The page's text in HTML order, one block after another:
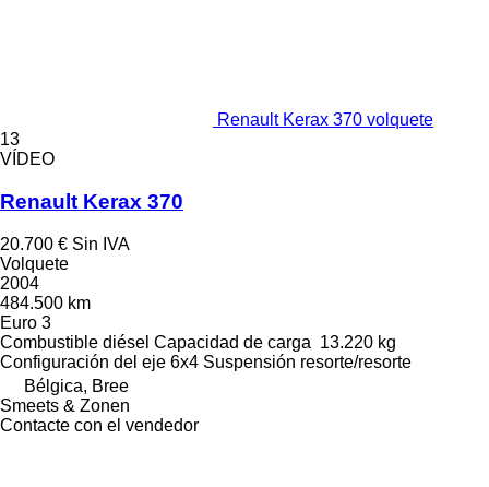
Renault Kerax 370 volquete
13
VÍDEO
Renault Kerax 370
20.700 € Sin IVA
Volquete
2004
484.500 km
Euro 3
Combustible diésel Capacidad de carga 13.220 kg
Configuración del eje 6x4 Suspensión resorte/resorte
Bélgica, Bree
Smeets & Zonen
Contacte con el vendedor